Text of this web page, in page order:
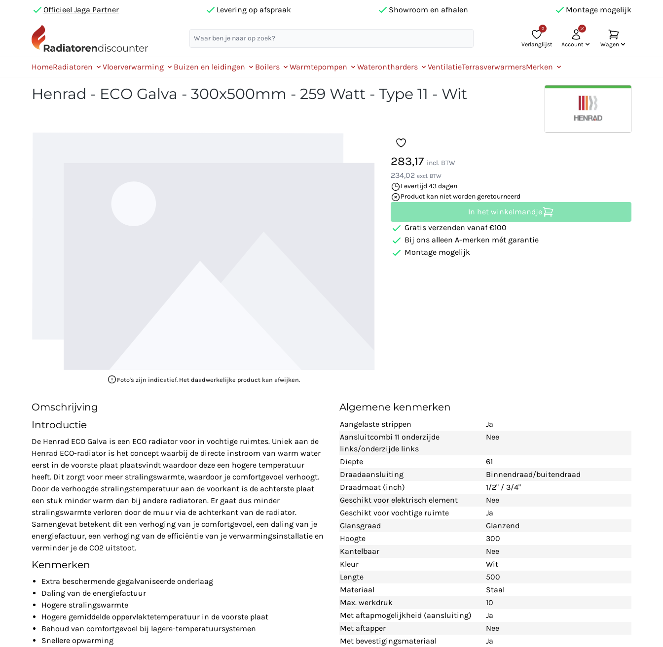
Officieel Jaga Partner Levering op afspraak Showroom en afhalen Montage mogelijk
0
Verlanglijst Account Wagen
HomeRadiatoren Vloerverwarming Buizen en leidingen Boilers Warmtepompen Waterontharders VentilatieTerrasverwarmersMerken
Henrad - ECO Galva - 300x500mm - 259 Watt - Type 11 - Wit
Foto's zijn indicatief. Het daadwerkelijke product kan afwijken.
283,17 incl. BTW
234,02 excl. BTW
Levertijd 43 dagen
Product kan niet worden geretourneerd
In het winkelmandje
Gratis verzenden vanaf €100
Bij ons alleen A-merken mét garantie
Montage mogelijk
Omschrijving
Introductie
De Henrad ECO Galva is een ECO radiator voor in vochtige ruimtes. Uniek aan de
Henrad ECO-radiator is het concept waarbij de directe instroom van warm water
eerst in de voorste plaat plaatsvindt waardoor deze een hogere temperatuur
heeft. Dit zorgt voor meer stralingswarmte, waardoor je comfortgevoel verhoogt.
Door de verhoogde stralingstemperatuur aan de voorkant is de achterste plaat
een stuk minder warm dan bij andere radiatoren. Er gaat dus minder
stralingswarmte verloren door de muur via de achterkant van de radiator.
Samengevat betekent dit een verhoging van je comfortgevoel, een daling van je
energiefactuur, een verhoging van de efficiëntie van je verwarmingsinstallatie en
verminder je de CO2 uitstoot.
Kenmerken
Extra beschermende gegalvaniseerde onderlaag
Daling van de energiefactuur
Hogere stralingswarmte
Hogere gemiddelde oppervlaktetemperatuur in de voorste plaat
Behoud van comfortgevoel bij lagere-temperatuursystemen
Snellere opwarming
Algemene kenmerken
Aangelaste strippen
Ja
Aansluitcombi 11 onderzijde
links/onderzijde links
Nee
Diepte
61
Draadaansluiting
Binnendraad/buitendraad
Draadmaat (inch)
1/2" / 3/4"
Geschikt voor elektrisch element
Nee
Geschikt voor vochtige ruimte
Ja
Glansgraad
Glanzend
Hoogte
300
Kantelbaar
Nee
Kleur
Wit
Lengte
500
Materiaal
Staal
Max. werkdruk
10
Met aftapmogelijkheid (aansluiting)
Ja
Met aftapper
Nee
Met bevestigingsmateriaal
Ja